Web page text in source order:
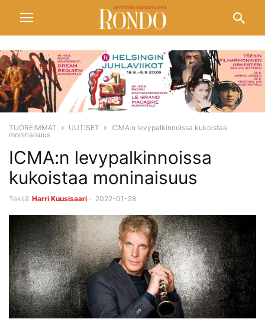
TUOREIMMAT UUTISET
ICMA:n levypalkinnoissa kukoistaa
moninaisuus
ICMA:n levypalkinnoissa
kukoistaa moninaisuus
Tekijä Harri Kuusisaari - 2022-01-28